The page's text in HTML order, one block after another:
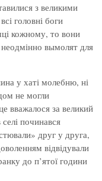
з великими
головні боги
кожному, то вони
неодмінно вымолят для
у хаті молебню, ні
не могли
вважалося за великий
починався
друг у друга,
відвідували
до п’ятої години